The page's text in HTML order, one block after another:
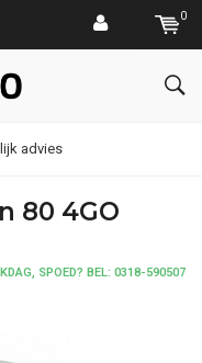
0
advies
80 4GO
SPOED? BEL: 0318-590507